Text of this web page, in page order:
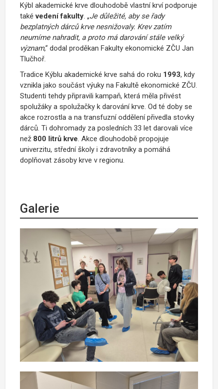
Kýbl akademické krve dlouhodobě vlastní krví podporuje
takévedení fakulty. „Je důležité, aby se řady
bezplatných dárců krve nesnižovaly. Krev zatím
neumíme nahradit, a proto má darování stále velký
význam,“ dodal proděkan Fakulty ekonomické ZČU Jan
Tlučhoř.
Tradice Kýblu akademické krve sahá do roku 1993, kdy
vznikla jako součást výuky na Fakultě ekonomické ZČU.
Studenti tehdy připravili kampaň, která měla přivést
spolužáky a spolužačky k darování krve. Od té doby se
akce rozrostla a na transfuzní oddělení přivedla stovky
dárců. Ti dohromady za posledních 33 let darovali více
než 800 litrů krve. Akce dlouhodobě propojuje
univerzitu, střední školy i zdravotníky a pomáhá
doplňovat zásoby krve v regionu.
Galerie